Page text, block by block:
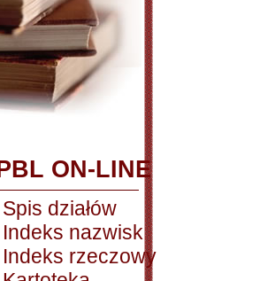
ON-LINE
Spis działów
Indeks nazwisk
Indeks rzeczowy